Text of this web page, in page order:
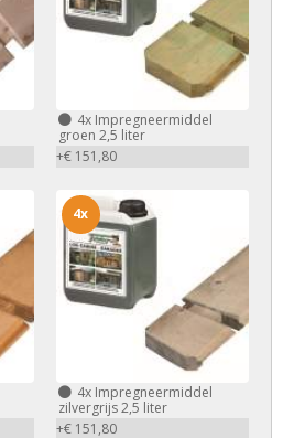
4xImpregneermiddel
groen 2,5 liter
+€ 151,80
4xImpregneermiddel
zilvergrijs 2,5 liter
+€ 151,80
4x